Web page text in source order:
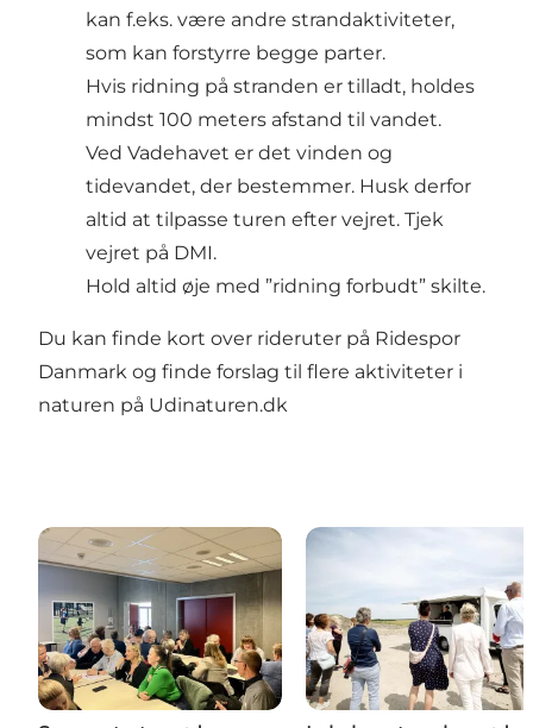
kan f.eks. være andre strandaktiviteter,
som kan forstyrre begge parter.
Hvis ridning på stranden er tilladt, holdes
mindst 100 meters afstand til vandet.
Ved Vadehavet er det vinden og
tidevandet, der bestemmer. Husk derfor
altid at tilpasse turen efter vejret. Tjek
vejret på DMI.
Hold altid øje med ”ridning forbudt” skilte.
Du kan finde kort over rideruter på Ridespor
Danmark og finde forslag til flere aktiviteter i
naturen på Udinaturen.dk